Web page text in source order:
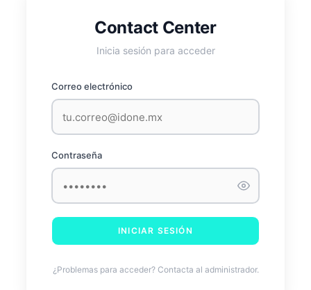
Contact Center
Inicia sesión para acceder
Correo electrónico
Contraseña
INICIAR SESIÓN
¿Problemas para acceder? Contacta al administrador.